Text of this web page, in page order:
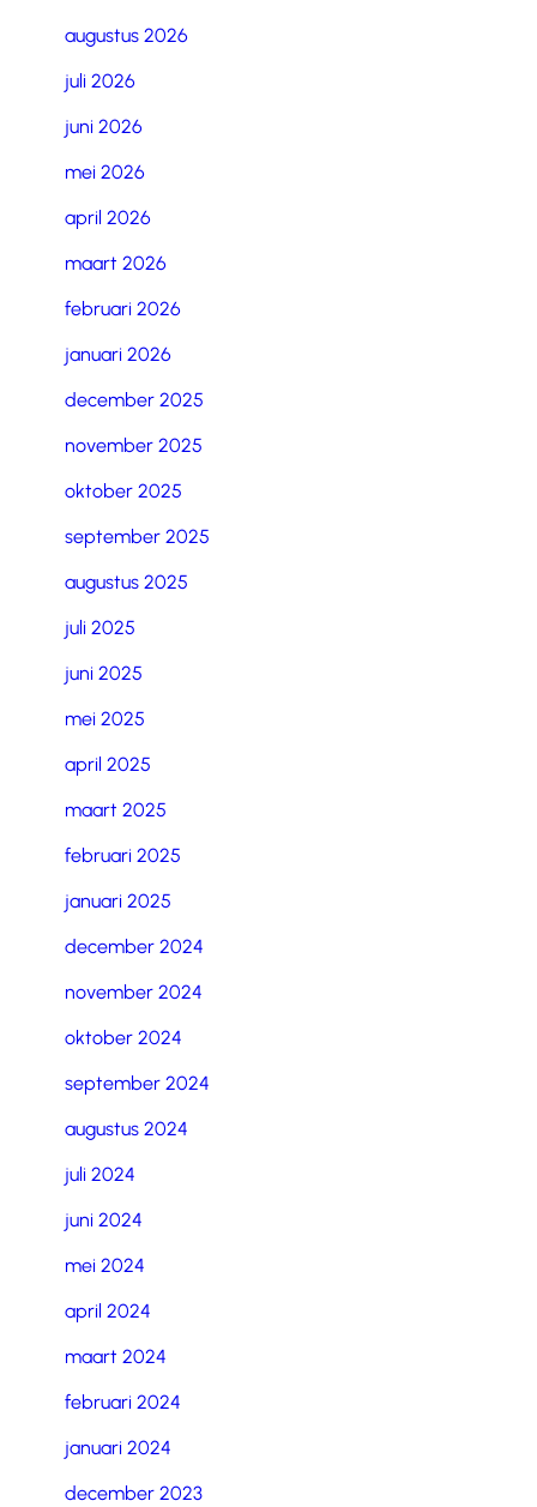
augustus 2026
juli 2026
juni 2026
mei 2026
april 2026
maart 2026
februari 2026
januari 2026
december 2025
november 2025
oktober 2025
september 2025
augustus 2025
juli 2025
juni 2025
mei 2025
april 2025
maart 2025
februari 2025
januari 2025
december 2024
november 2024
oktober 2024
september 2024
augustus 2024
juli 2024
juni 2024
mei 2024
april 2024
maart 2024
februari 2024
januari 2024
december 2023